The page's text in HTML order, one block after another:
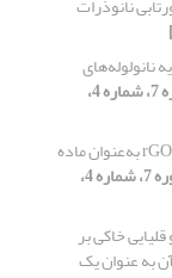
نانولوله‌های
[دوره 7، شماره 4،
سنتز نانوچندسازه rGO/Pt(Nano Star) به‌عنوان ماده
[دوره 7، شماره 4،
خاکی بر
به عنوان یک